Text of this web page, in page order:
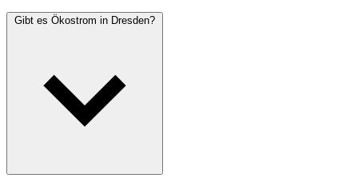
Gibt es Ökostrom in Dresden?